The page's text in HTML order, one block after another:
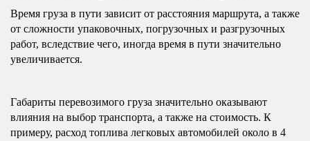
Время груза в пути зависит от расстояния маршрута, а также
от сложности упаковочных, погрузочных и разгрузочных
работ, вследствие чего, иногда время в пути значительно
увеличивается.
Габариты перевозимого груза значительно оказывают
влияния на выбор транспорта, а также на стоимость. К
примеру, расход топлива легковых автомобилей около в 4